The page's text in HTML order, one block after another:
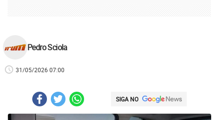
Pedro Sciola
31/05/2026 07:00
SIGA NO